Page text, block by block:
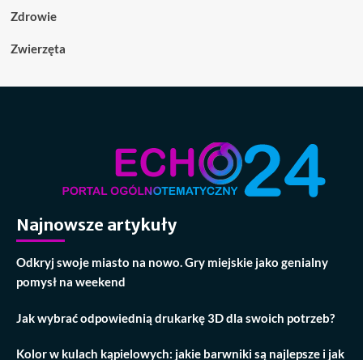
Zdrowie
Zwierzęta
Najnowsze artykuły
Odkryj swoje miasto na nowo. Gry miejskie jako genialny
pomysł na weekend
Jak wybrać odpowiednią drukarkę 3D dla swoich potrzeb?
Kolor w kulach kąpielowych: jakie barwniki są najlepsze i jak